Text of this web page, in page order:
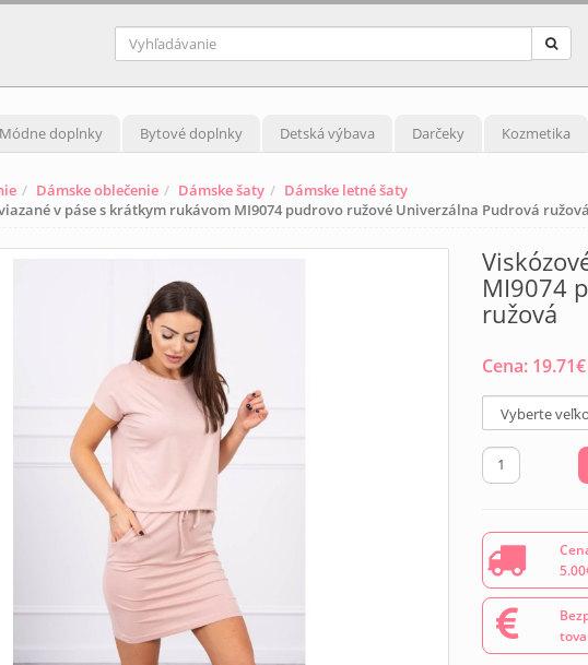
Módne doplnky Bytové doplnky Detská výbava Darčeky Kozmetika
Dámske oblečenie Dámske šaty
Dámske letné šaty
v páse s krátkym rukávom MI9074 pudrovo ružové Univerzálna Pudrová ružová
MI9074
ružová
Cena: 19.71€